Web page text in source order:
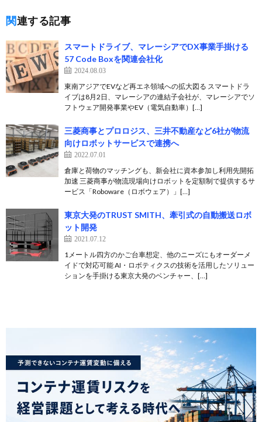
関連する記事
スマートドライブ、マレーシアでDX事業手掛ける
57 Code Boxを関連会社化
2024.08.03
東南アジアでEVなど再エネ領域への拡大図る スマートドラ
イブは8月2日、マレーシアの連結子会社が、マレーシアでソ
フトウェア開発事業やEV（電気自動車）[…]
三菱商事とプロロジス、三井不動産など6社が物流
向けロボットサービスで連携へ
2022.07.01
倉庫と荷物のマッチングも、新会社に資本参加し利用先開拓
加速 三菱商事が物流現場向けロボットを定額制で提供するサ
ービス「Roboware（ロボウェア）」[…]
東京大発のTRUST SMITH、牽引式の自動搬送ロボ
ット開発
2021.07.12
1メートル四方のかご台車想定、他のニーズにもオーダーメ
イドで対応可能 AI・ロボティクスの技術を活用したソリュー
ションを手掛ける東京大発のベンチャー、[…]